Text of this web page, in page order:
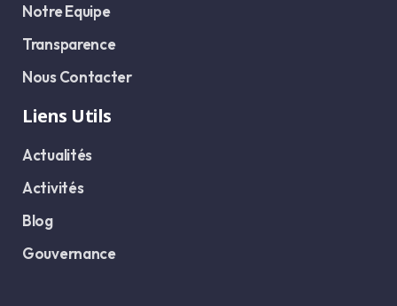
Notre Equipe
Transparence
Nous Contacter
Liens Utils
Actualités
Activités
Blog
Gouvernance